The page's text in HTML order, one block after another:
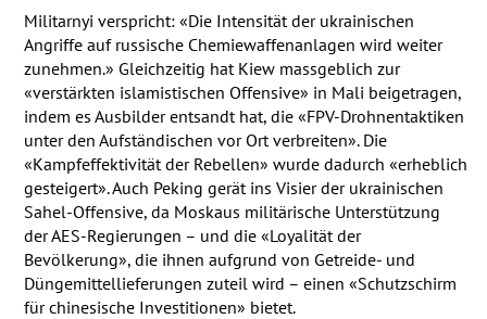
Militarnyi verspricht: «Die Intensität der ukrainischen
Angriffe auf russische Chemiewaffenanlagen wird weiter
zunehmen.» Gleichzeitig hat Kiew massgeblich zur
«verstärkten islamistischen Offensive» in Mali beigetragen,
indem es Ausbilder entsandt hat, die «FPV-Drohnentaktiken
unter den Aufständischen vor Ort verbreiten». Die
«Kampfeffektivität der Rebellen» wurde dadurch «erheblich
gesteigert». Auch Peking gerät ins Visier der ukrainischen
Sahel-Offensive, da Moskaus militärische Unterstützung
derAES-Regierungen – und die «Loyalität der
Bevölkerung», die ihnen aufgrund von Getreide- und
Düngemittellieferungen zuteil wird – einen «Schutzschirm
für chinesische Investitionen» bietet.